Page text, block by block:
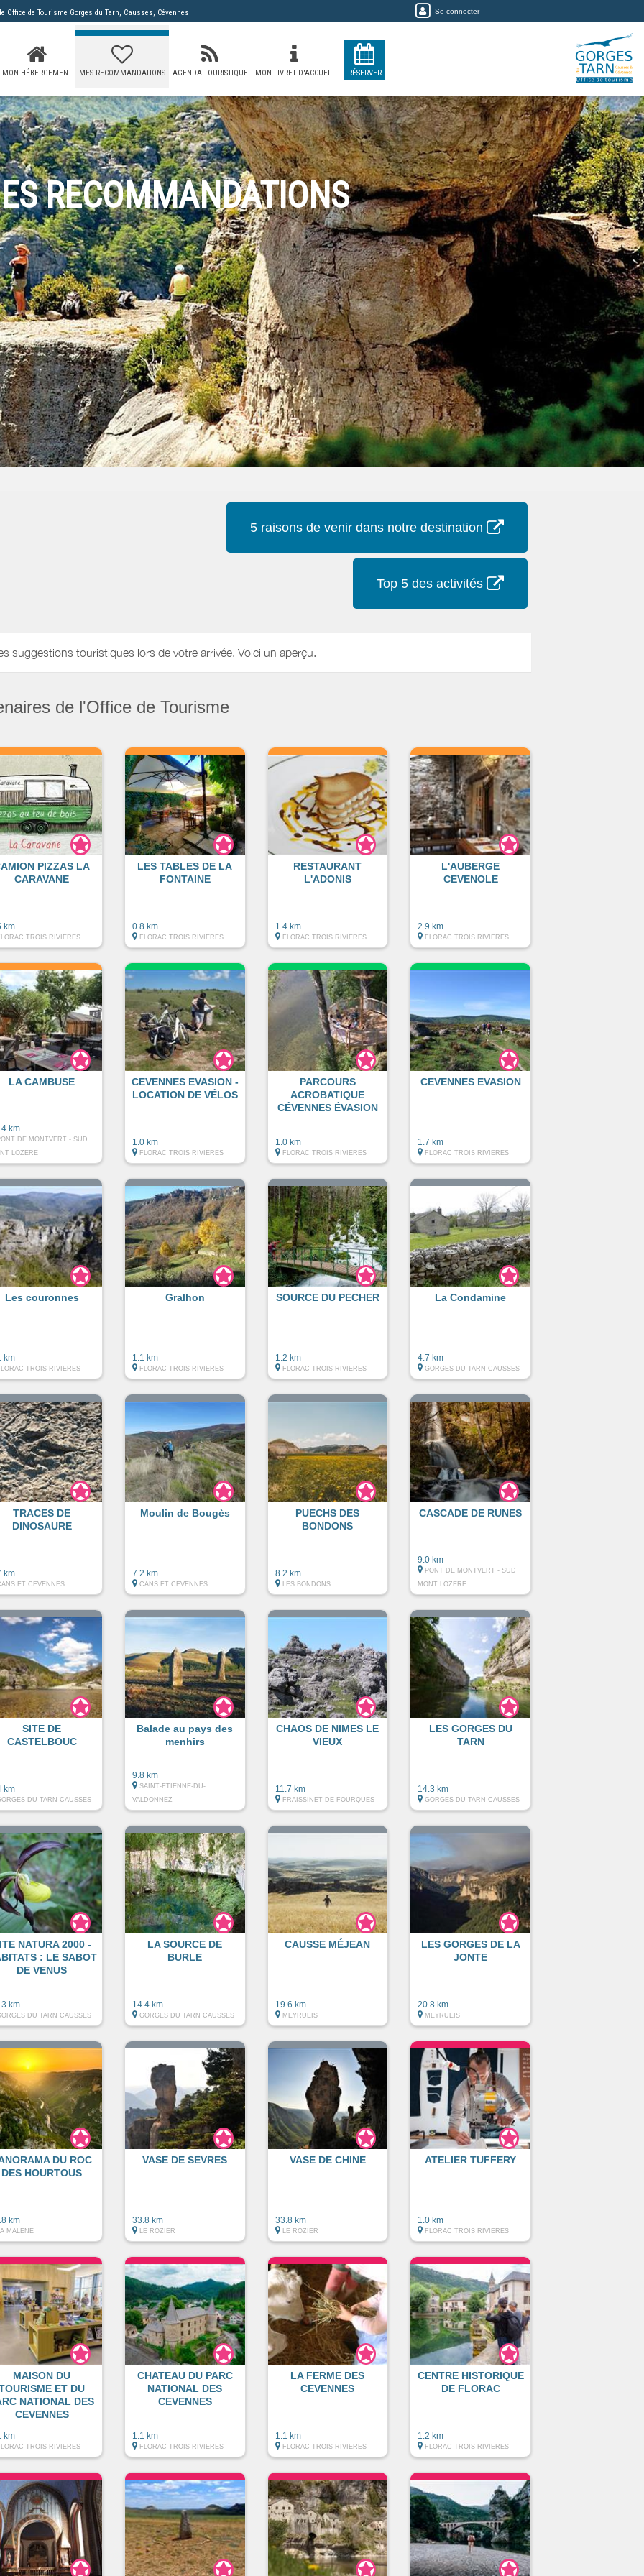
Office de Tourisme Gorges du Tarn, Causses, Cévennes Se connecter
MON HÉBERGEMENT MES RECOMMANDATIONS AGENDA TOURISTIQUE MON LIVRET D'ACCUEIL RÉSERVER
RECOMMANDATIONS
5 raisons de venir dans notre destination
Top 5 des activités
suggestions touristiques lors de votre arrivée. Voici un aperçu.
de l'Office de Tourisme
PIZZAS LA
CARAVANE
km
TROIS RIVIERES
LES TABLES DE LA
FONTAINE
0.8 km
FLORAC TROIS RIVIERES
RESTAURANT
L'ADONIS
1.4 km
FLORAC TROIS RIVIERES
L'AUBERGE
CEVENOLE
2.9 km
FLORAC TROIS RIVIERES
LA CAMBUSE
km
DE MONTVERT - SUD
LOZERE
CEVENNES EVASION -
LOCATION DE VÉLOS
1.0 km
FLORAC TROIS RIVIERES
PARCOURS
ACROBATIQUE
CÉVENNES ÉVASION
1.0 km
FLORAC TROIS RIVIERES
CEVENNES EVASION
1.7 km
FLORAC TROIS RIVIERES
Les couronnes
km
TROIS RIVIERES
Gralhon
1.1 km
FLORAC TROIS RIVIERES
SOURCE DU PECHER
1.2 km
FLORAC TROIS RIVIERES
La Condamine
4.7 km
GORGES DU TARN CAUSSES
TRACES DE
DINOSAURE
km
ET CEVENNES
Moulin de Bougès
7.2 km
CANS ET CEVENNES
PUECHS DES
BONDONS
8.2 km
LES BONDONS
CASCADE DE RUNES
9.0 km
PONT DE MONTVERT - SUD
MONT LOZERE
SITE DE
CASTELBOUC
km
DU TARN CAUSSES
Balade au pays des
menhirs
9.8 km
SAINT-ETIENNE-DU-
VALDONNEZ
CHAOS DE NIMES LE
VIEUX
11.7 km
FRAISSINET-DE-FOURQUES
LES GORGES DU
TARN
14.3 km
GORGES DU TARN CAUSSES
NATURA 2000 -
: LE SABOT
DE VENUS
km
DU TARN CAUSSES
LA SOURCE DE
BURLE
14.4 km
GORGES DU TARN CAUSSES
CAUSSE MÉJEAN
19.6 km
MEYRUEIS
LES GORGES DE LA
JONTE
20.8 km
MEYRUEIS
DU ROC
DES HOURTOUS
km
MALENE
VASE DE SEVRES
33.8 km
LE ROZIER
VASE DE CHINE
33.8 km
LE ROZIER
ATELIER TUFFERY
1.0 km
FLORAC TROIS RIVIERES
MAISON DU
ET DU
NATIONAL DES
CEVENNES
km
TROIS RIVIERES
CHATEAU DU PARC
NATIONAL DES
CEVENNES
1.1 km
FLORAC TROIS RIVIERES
LA FERME DES
CEVENNES
1.1 km
FLORAC TROIS RIVIERES
CENTRE HISTORIQUE
DE FLORAC
1.2 km
FLORAC TROIS RIVIERES